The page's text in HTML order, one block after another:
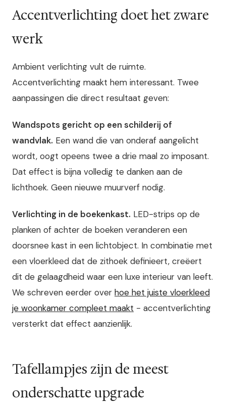
Accentverlichting doet het zware
werk
Ambient verlichting vult de ruimte.
Accentverlichting maakt hem interessant. Twee
aanpassingen die direct resultaat geven:
Wandspots gericht op een schilderij of
wandvlak. Een wand die van onderaf aangelicht
wordt, oogt opeens twee a drie maal zo imposant.
Dat effect is bijna volledig te danken aan de
lichthoek. Geen nieuwe muurverf nodig.
Verlichting in de boekenkast. LED-strips op de
planken of achter de boeken veranderen een
doorsnee kast in een lichtobject. In combinatie met
een vloerkleed dat de zithoek definieert, creëert
dit de gelaagdheid waar een luxe interieur van leeft.
We schreven eerder over hoe het juiste vloerkleed
je woonkamer compleet maakt - accentverlichting
versterkt dat effect aanzienlijk.
Tafellampjes zijn de meest
onderschatte upgrade